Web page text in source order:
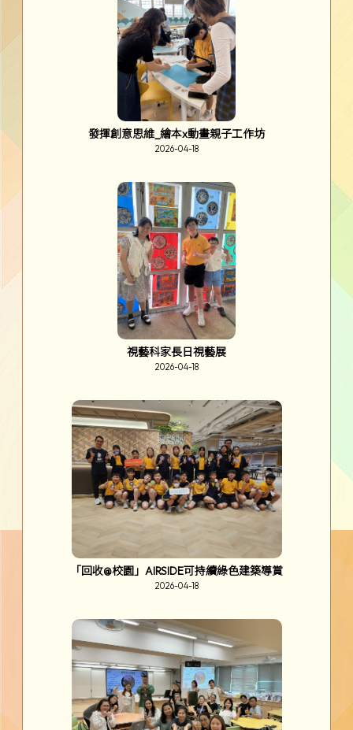
發揮創意思維_繪本x動畫親子工作坊
2026-04-18
視藝科家長日視藝展
2026-04-18
「回收@校園」AIRSIDE可持續綠色建築導賞
2026-04-18